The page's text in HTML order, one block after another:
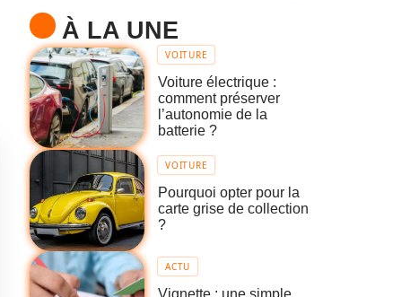
À LA UNE
VOITURE
Voiture électrique :
comment préserver
l’autonomie de la
batterie ?
VOITURE
Pourquoi opter pour la
carte grise de collection
?
ACTU